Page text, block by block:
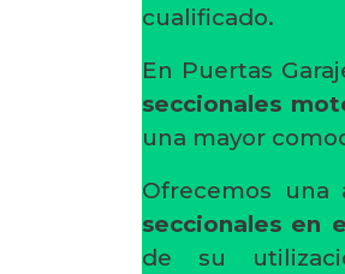
cualificado.
En Puertas
seccionales
una mayor
Ofrecemos una
seccionales en
de su